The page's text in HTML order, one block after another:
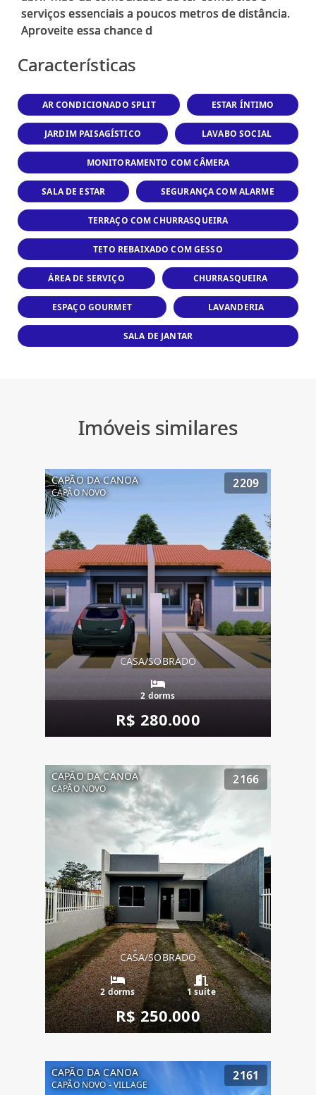
serviços essenciais a poucos metros de distância.
Características
AR CONDICIONADO SPLIT ESTAR ÍNTIMO
JARDIM PAISAGÍSTICO LAVABO SOCIAL
MONITORAMENTO COM CÂMERA
SALA DE ESTAR SEGURANÇA COM ALARME
TERRAÇO COM CHURRASQUEIRA
TETO REBAIXADO COM GESSO
ÁREA DE SERVIÇO CHURRASQUEIRA
ESPAÇO GOURMET LAVANDERIA
SALA DE JANTAR
Imóveis similares
CAPÃO DA CANOA
CAPÃO NOVO
2209
CASA/SOBRADO
2 dorms
R$ 280.000
CAPÃO DA CANOA
CAPÃO NOVO
2166
CASA/SOBRADO
2 dorms 1 suíte
R$ 250.000
CAPÃO DA CANOA
CAPÃO NOVO - VILLAGE
2161